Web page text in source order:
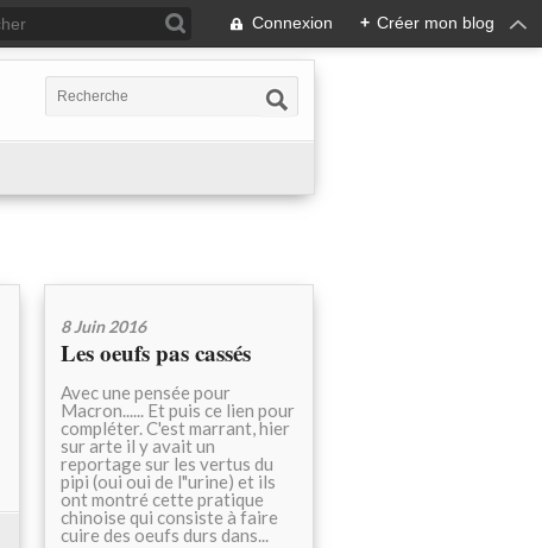
Connexion + Créer mon blog
8 Juin 2016
Les oeufs pas cassés
Avec une pensée pour
Macron...... Et puis ce lien pour
compléter. C'est marrant, hier
sur arte il y avait un
reportage sur les vertus du
pipi (oui oui de l"urine) et ils
ont montré cette pratique
chinoise qui consiste à faire
cuire des oeufs durs dans...